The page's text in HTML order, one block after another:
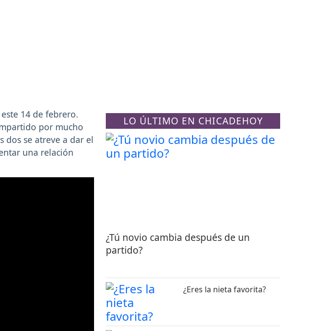
este 14 de febrero.
por mucho
se atreve a dar el
una relación
LO ÚLTIMO EN CHICADEHOY
¿Tú novio cambia después de un
partido?
¿Eres la nieta favorita?